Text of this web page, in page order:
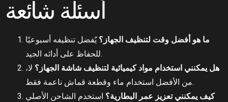
أسئلة شائعة
ما هو أفضل وقت لتنظيف الجهاز؟ يُفضل تنظيفه أسبوعيًا
للحفاظ على أدائه الجيد.
هل يمكنني استخدام مواد كيميائية لتنظيف شاشة الجهاز؟ لا،
من الأفضل استخدام ماء وقطعة قماش ناعمة فقط.
كيف يمكنني تعزيز عمر البطارية؟ استخدم الشاحن الأصلي